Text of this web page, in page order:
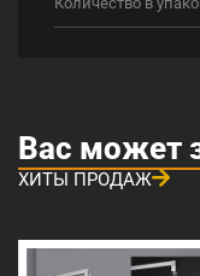
Вас может
ХИТЫ ПРОДАЖ